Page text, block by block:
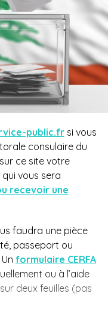
public.frsi vous
consulaire du
ce site votre
qui vous sera
recevoir une
faudra une pièce
passeport ou
formulaire CERFA
ou à l’aide
deux feuilles (pas